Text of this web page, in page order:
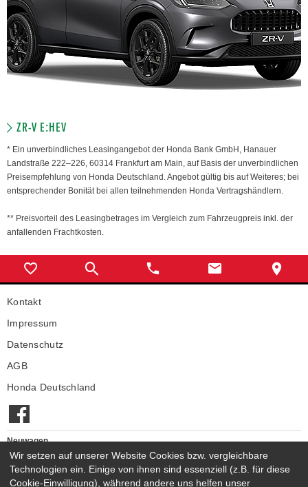
ZR-V E:HEV
* Ein unverbindliches Leasingangebot der Honda Bank GmbH, Hanauer
Landstraße 222–226, 60314 Frankfurt am Main, auf Basis der unverbindlichen
Preisempfehlung von Honda Deutschland. Angebot gültig bis auf Weiteres; bei
entsprechender Bonität bei allen teilnehmenden Honda Vertragshändlern.
** Preisvorteil des Leasingbetrages im Vergleich zum Fahrzeugpreis inkl. der
anfallenden Frachtkosten.
Kontakt
Impressum
Datenschutz
AGB
Honda Deutschland
Neuwagen
Honda Neuwagen
Gebrauchtwagen
Wir setzen auf unserer Website Cookies bzw. vergleichbare
Technologien ein. Einige von ihnen sind essenziell (z.B. für diese
Cookie-Einwilligung), während andere uns helfen unser